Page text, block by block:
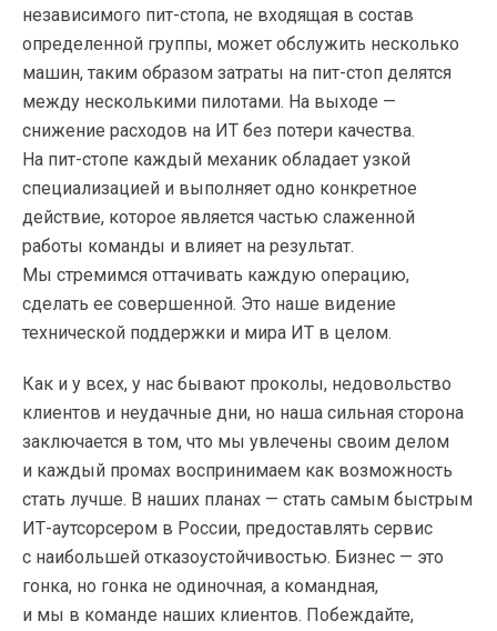
независимого пит-стопа, не входящая в состав
определенной группы, может обслужить несколько
машин, таким образом затраты на пит-стоп делятся
между несколькими пилотами. На выходе —
снижение расходов на ИТ без потери качества.
На пит-стопе каждый механик обладает узкой
специализацией и выполняет одно конкретное
действие, которое является частью слаженной
работы команды и влияет на результат.
Мы стремимся оттачивать каждую операцию,
сделать ее совершенной. Это наше видение
технической поддержки и мира ИТ в целом.
Как и у всех, у нас бывают проколы, недовольство
клиентов и неудачные дни, но наша сильная сторона
заключается в том, что мы увлечены своим делом
и каждый промах воспринимаем как возможность
стать лучше. В наших планах — стать самым быстрым
ИТ-аутсорсером в России, предоставлять сервис
с наибольшей отказоустойчивостью. Бизнес — это
гонка, но гонка не одиночная, а командная,
и мы в команде наших клиентов. Побеждайте,